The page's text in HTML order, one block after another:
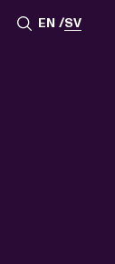
EN SV